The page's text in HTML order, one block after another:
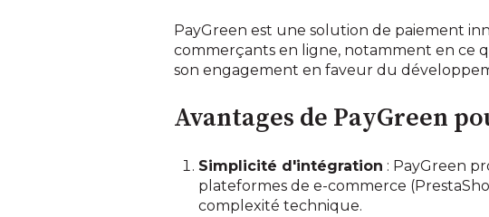
PayGreen est une solution de paiement
commerçants en ligne, notamment en ce
son engagement en faveur du
Avantages de PayGreen
Simplicité d'intégration : PayGreen
plateformes de e-commerce
complexité technique.